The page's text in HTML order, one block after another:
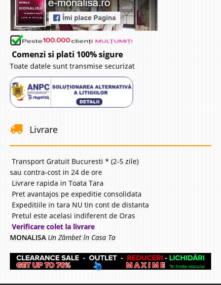
Comenzi si plati 100% sigure
Toate datele sunt transmise securizat
Livrare
Transport Gratuit Bucuresti * (2-5 zile)
sau contra-cost in 24 de ore
Livrare rapida in Toata Tara
Pret avantajos pe expeditie consolidata
Expeditiile in tara NU tin cont de distanta
Pretul este acelasi indiferent de Oras
Verificare colet la livrare
MONALISA Un Zâmbet în Casa Ta